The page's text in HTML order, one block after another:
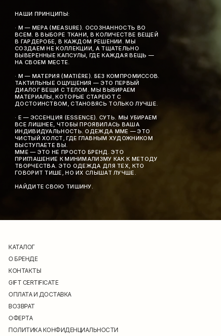
НАШИ ПРИНЦИПЫ:
· M — МЕРА (MEASURE). ОСОЗНАННОСТЬ ВО
ВСЕМ. В ВЫБОРЕ ТКАНИ, В КОЛИЧЕСТВЕ ВЕЩЕЙ
В ГАРДЕРОБЕ, В КАЖДОМ РЕШЕНИИ. МЫ
СОЗДАЕМ НЕ КОЛЛЕКЦИИ, А ТЩАТЕЛЬНО
ВЫВЕРЕННЫЕ КАПСУЛЫ, ГДЕ КАЖДАЯ ВЕЩЬ —
НА СВОЕМ МЕСТЕ.
· M — МАТЕРИЯ (MATIÈRE). БЕЗ КОМПРОМИССОВ.
ТАКТИЛЬНЫЕ ОЩУЩЕНИЯ — ЭТО ПЕРВЫЙ
ДИАЛОГ ВЕЩИ С ТЕЛОМ. МЫ ВЫБИРАЕМ
МАТЕРИАЛЫ, КОТОРЫЕ СТАРЕЮТ С
ДОСТОИНСТВОМ, СТАНОВЯСЬ ТОЛЬКО ЛУЧШЕ.
· E — ЭССЕНЦИЯ (ESSENCE). СУТЬ. МЫ УБИРАЕМ
ВСЕ ЛИШНЕЕ, ЧТОБЫ ПРОЯВИЛАСЬ ВАША
ИНДИВИДУАЛЬНОСТЬ. ОДЕЖДА MME — ЭТО
ЧИСТЫЙ ХОЛСТ, ГДЕ ГЛАВНЫМ ХУДОЖНИКОМ
ВЫСТУПАЕТЕ ВЫ.
MME — ЭТО НЕ ПРОСТО БРЕНД. ЭТО
ПРИГЛАШЕНИЕ К МИНИМАЛИЗМУ КАК К МЕТОДУ
ТВОРЧЕСТВА. ЭТО ОДЕЖДА ДЛЯ ТЕХ, КТО
ГОВОРИТ ТИШЕ, НО ИХ СЛЫШАТ ЛУЧШЕ.
НАЙДИТЕ СВОЮ ТИШИНУ.
КАТАЛОГ
О БРЕНДЕ
КОНТАКТЫ
GIFT CERTIFICATE
ОПЛАТА И ДОСТАВКА
ВОЗВРАТ
ОФЕРТА
ПОЛИТИКА КОНФИДЕНЦИАЛЬНОСТИ